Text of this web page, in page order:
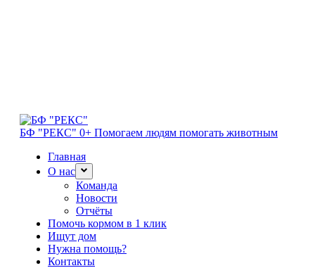
БФ "РЕКС" 0+ Помогаем людям помогать животным
Главная
О нас
Команда
Новости
Отчёты
Помочь кормом в 1 клик
Ищут дом
Нужна помощь?
Контакты